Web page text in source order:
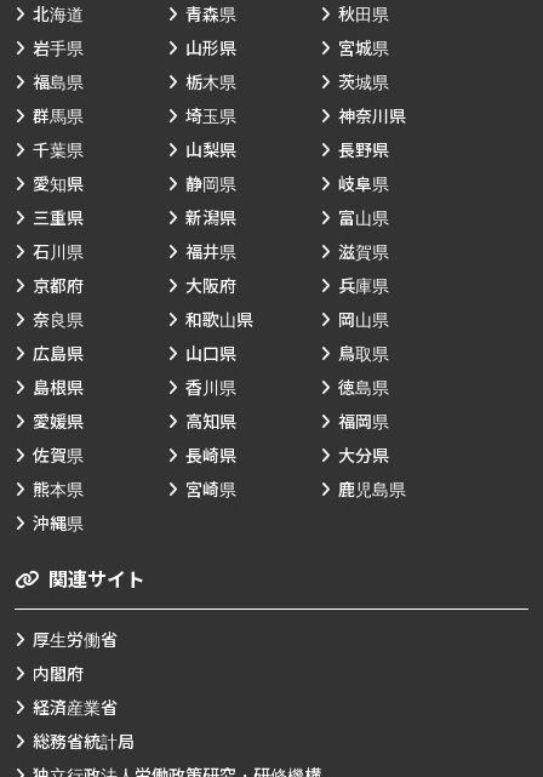
北海道 青森県
秋田県
岩手県
山形県
宮城県
福島県
栃木県
茨城県
群馬県
埼玉県
神奈川県
千葉県
山梨県
長野県
愛知県
静岡県
岐阜県
三重県
新潟県
富山県
石川県
福井県
滋賀県
京都府
大阪府
兵庫県
奈良県
和歌山県
岡山県
広島県
山口県
鳥取県
島根県
香川県
徳島県
愛媛県
高知県
福岡県
佐賀県
長崎県
大分県
熊本県
宮崎県
鹿児島県
沖縄県
関連サイト
厚生労働省
内閣府
経済産業省
総務省統計局